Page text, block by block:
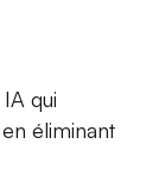
qui
éliminant